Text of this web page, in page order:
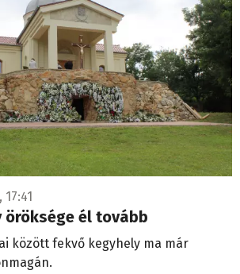
öröksége él tovább
között fekvő kegyhely ma már